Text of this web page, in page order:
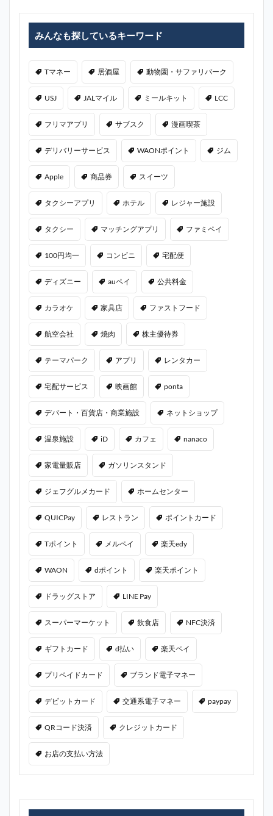
みんなも探しているキーワード
Tマネー 居酒屋 動物園・サファリパーク
USJ JALマイル ミールキット LCC
フリマアプリ サブスク 漫画喫茶
デリバリーサービス WAONポイント ジム
Apple 商品券 スイーツ
タクシーアプリ ホテル レジャー施設
タクシー マッチングアプリ ファミペイ
100円均一 コンビニ 宅配便
ディズニー auペイ 公共料金
カラオケ 家具店 ファストフード
航空会社 焼肉 株主優待券
テーマパーク アプリ レンタカー
宅配サービス 映画館 ponta
デパート・百貨店・商業施設 ネットショップ
温泉施設 iD カフェ nanaco
家電量販店 ガソリンスタンド
ジェフグルメカード ホームセンター
QUICPay レストラン ポイントカード
Tポイント メルペイ 楽天edy
WAON dポイント 楽天ポイント
ドラッグストア LINE Pay
スーパーマーケット 飲食店 NFC決済
ギフトカード d払い 楽天ペイ
プリペイドカード ブランド電子マネー
デビットカード 交通系電子マネー paypay
QRコード決済 クレジットカード
お店の支払い方法